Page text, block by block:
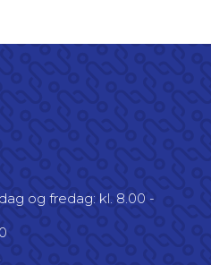
og fredag: kl. 8.00 -